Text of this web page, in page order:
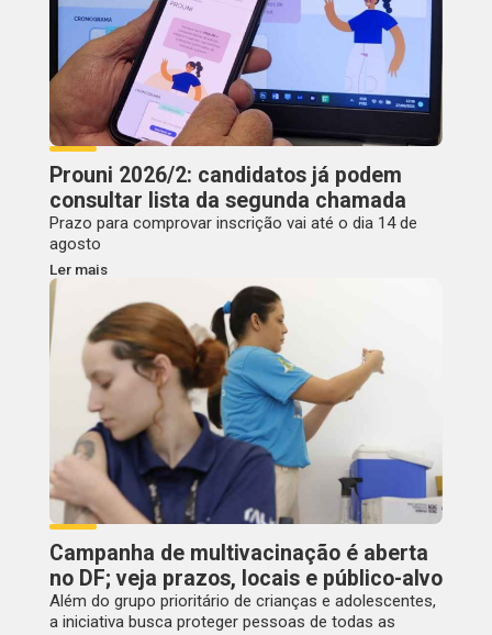
Prouni 2026/2: candidatos já podem
consultar lista da segunda chamada
Prazo para comprovar inscrição vai até o dia 14 de
agosto
Ler mais
Campanha de multivacinação é aberta
no DF; veja prazos, locais e público-alvo
Além do grupo prioritário de crianças e adolescentes,
a iniciativa busca proteger pessoas de todas as